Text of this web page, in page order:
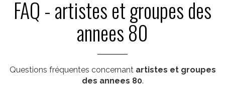
FAQ - artistes et groupes des
annees 80
Questions fréquentes concernant artistes et groupes
des annees 80.